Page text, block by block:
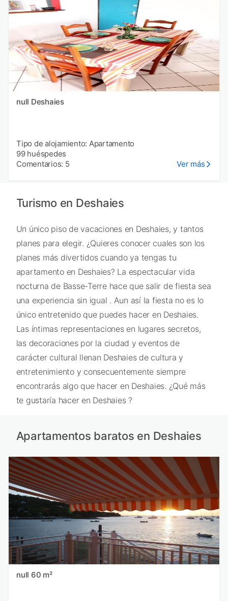
null Deshaies
Tipo de alojamiento: Apartamento
99 huéspedes
Comentarios: 5
Ver más
Turismo en Deshaies
Un único piso de vacaciones en Deshaies, y tantos
planes para elegir. ¿Quieres conocer cuales son los
planes más divertidos cuando ya tengas tu
apartamento en Deshaies? La espectacular vida
nocturna de Basse-Terre hace que salir de fiesta sea
una experiencia sin igual . Aun así la fiesta no es lo
único entretenido que puedes hacer en Deshaies.
Las íntimas representaciones en lugares secretos,
las decoraciones por la ciudad y eventos de
carácter cultural llenan Deshaies de cultura y
entretenimiento y consecuentemente siempre
encontrarás algo que hacer en Deshaies. ¿Qué más
te gustaría hacer en Deshaies ?
Apartamentos baratos en Deshaies
null 60 m²